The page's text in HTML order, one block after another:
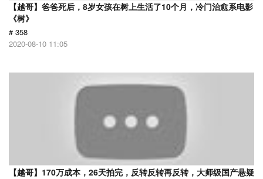
【越哥】爸爸死后，8岁女孩在树上生活了10个月，冷门治愈系电影
《树》
# 358
2020-08-10 11:05
【越哥】170万成本，26天拍完，反转反转再反转，大师级国产悬疑